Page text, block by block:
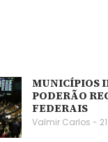
MUNICÍPIOS
PODERÃO
FEDERAIS
Valmir Carlos